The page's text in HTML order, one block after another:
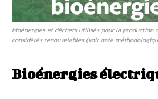
bioénergies et déchets utilisés pour la production
considérés renouvelables (voir note
Bioénergies